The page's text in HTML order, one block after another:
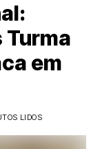
Turma
em
LIDOS